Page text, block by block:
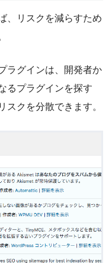
、リスクを減らすため
ラグインは、開発者か
るプラグインを探す
クを分散できます。